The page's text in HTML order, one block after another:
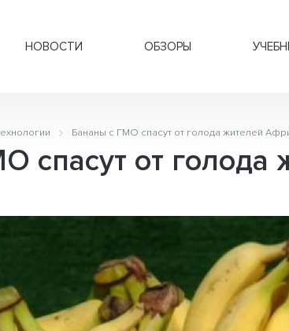
НОВОСТИ ОБЗОРЫ
Бананы с ГМО спасут от голода жителей
спасут от